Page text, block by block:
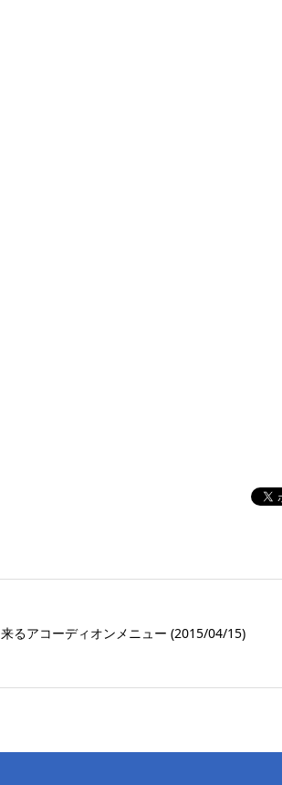
るアコーディオンメニュー (2015/04/15)